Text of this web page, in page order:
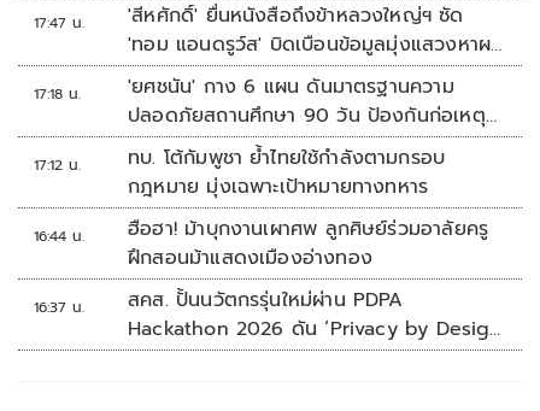
17:47 น.
'สีหศักดิ์' ยื่นหนังสือถึงข้าหลวงใหญ่ฯ ซัด
'ทอม แอนดรูว์ส' บิดเบือนข้อมูลมุ่งแสวงหาผล
ประโยชน์ทางการเมือง
17:18 น.
'ยศชนัน' กาง 6 แผน ดันมาตรฐานความ
ปลอดภัยสถานศึกษา 90 วัน ป้องกันก่อเหตุ
รุนแรง
17:12 น.
ทบ. โต้กัมพูชา ย้ำไทยใช้กำลังตามกรอบ
กฎหมาย มุ่งเฉพาะเป้าหมายทางทหาร
16:44 น.
ฮือฮา! ม้าบุกงานเผาศพ ลูกศิษย์ร่วมอาลัยครู
ฝึกสอนม้าแสดงเมืองอ่างทอง
16:37 น.
สคส. ปั้นนวัตกรรุ่นใหม่ผ่าน PDPA
Hackathon 2026 ดัน ‘Privacy by Design
for all’ สู่โซลูชันคุ้มครองข้อมูลส่วนบุคคลที่